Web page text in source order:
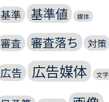
基準 基準値 媒体
審査 審査落ち 対策
広告 広告媒体 文字